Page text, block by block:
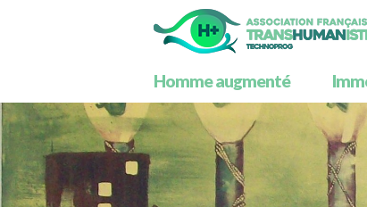
Homme augmenté